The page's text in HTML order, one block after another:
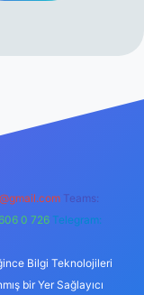
Teams:
0 726 Telegram:
Bilgi Teknolojileri
bir Yer Sağlayıcı